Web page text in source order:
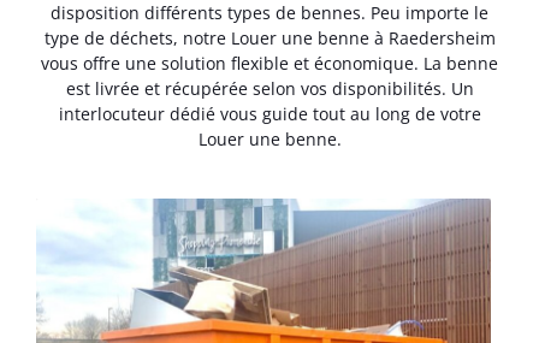
disposition différents types de bennes. Peu importe le
type de déchets, notre Louer une benne à Raedersheim
vous offre une solution flexible et économique. La benne
est livrée et récupérée selon vos disponibilités. Un
interlocuteur dédié vous guide tout au long de votre
Louer une benne.